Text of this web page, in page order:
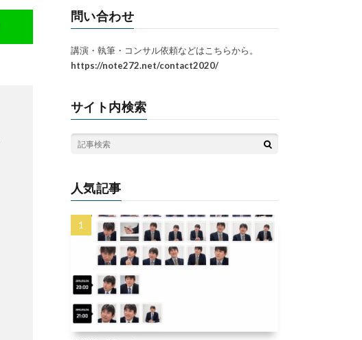
問い合わせ
講演・執筆・コンサル依頼などはこちらから。
https://note272.net/contact2020/
サイト内検索
人気記事